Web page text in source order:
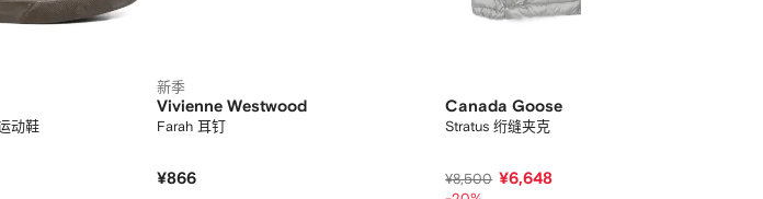
动鞋
新季
Vivienne Westwood
Farah 耳钉
¥866
Canada Goose
Stratus 绗缝夹克
¥8,500 ¥6,648